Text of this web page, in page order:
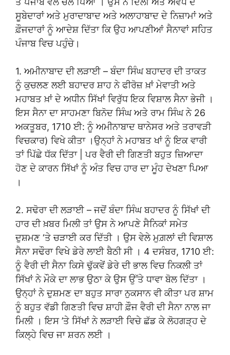
ਸੂਬੇਦਾਰਾਂ ਅਤੇ ਮੁਰਾਦਾਬਾਦ ਅਤੇ ਅਲਾਹਾਬਾਦ ਦੇ ਨਿਜ਼ਾਮਾਂ ਅਤੇ
ਫ਼ੌਜਦਾਰਾਂ ਨੂੰ ਆਦੇਸ਼ ਦਿੱਤਾ ਕਿ ਉਹ ਆਪਣੀਆਂ ਸੈਨਾਵਾਂ ਸਹਿਤ
ਪੰਜਾਬ ਵਿਚ ਪਹੁੰਚੇ।
1. ਅਮੀਨਾਬਾਦ ਦੀ ਲੜਾਈ – ਬੰਦਾ ਸਿੰਘ ਬਹਾਦਰ ਦੀ ਤਾਕਤ
ਨੂੰ ਕੁਚਲਣ ਲਈ ਬਹਾਦਰ ਸ਼ਾਹ ਨੇ ਫੀਰੋਜ਼ ਖ਼ਾਂ ਮੇਵਾਤੀ ਅਤੇ
ਮਹਾਬਤ ਖ਼ਾਂ ਦੇ ਅਧੀਨ ਸਿੱਖਾਂ ਵਿਰੁੱਧ ਇਕ ਵਿਸ਼ਾਲ ਸੈਨਾ ਭੇਜੀ ।
ਇਸ ਸੈਨਾ ਦਾ ਸਾਹਮਣਾ ਬਿਨੋਦ ਸਿੰਘ ਅਤੇ ਰਾਮ ਸਿੰਘ ਨੇ 26
ਅਕਤੂਬਰ, 1710 ਈ: ਨੂੰ ਅਮੀਨਾਬਾਦ ਥਾਨੇਸਰ ਅਤੇ ਤਰਾਵੜੀ
ਵਿਚਕਾਰ) ਵਿਖੇ ਕੀਤਾ ।ਉਨ੍ਹਾਂ ਨੇ ਮਹਾਬਤ ਖਾਂ ਨੂੰ ਇਕ ਵਾਰੀ
ਤਾਂ ਪਿੱਛੇ ਧੱਕ ਦਿੱਤਾ | ਪਰ ਵੈਰੀ ਦੀ ਗਿਣਤੀ ਬਹੁਤ ਜ਼ਿਆਦਾ
ਹੋਣ ਦੇ ਕਾਰਨ ਸਿੱਖਾਂ ਨੂੰ ਅੰਤ ਵਿਚ ਹਾਰ ਦਾ ਮੂੰਹ ਦੇਖਣਾ ਪਿਆ
।
2. ਸਢੋਰਾ ਦੀ ਲੜਾਈ – ਜਦੋਂ ਬੰਦਾ ਸਿੰਘ ਬਹਾਦਰ ਨੂੰ ਸਿੱਖਾਂ ਦੀ
ਹਾਰ ਦੀ ਖ਼ਬਰ ਮਿਲੀ ਤਾਂ ਉਸ ਨੇ ਆਪਣੇ ਸੈਨਿਕਾਂ ਸਮੇਤ
ਦੁਸ਼ਮਣ ‘ਤੇ ਚੜਾਈ ਕਰ ਦਿੱਤੀ । ਉਸ ਵੇਲੇ ਮੁਗ਼ਲਾਂ ਦੀ ਵਿਸ਼ਾਲ
ਸੈਨਾ ਸਢੌਰਾ ਵਿਖੇ ਡੇਰੇ ਲਾਈ ਬੈਠੀ ਸੀ । 4 ਦਸੰਬਰ, 1710 ਈ:
ਨੂੰ ਵੈਰੀ ਦੀ ਸੈਨਾ ਕਿਸੇ ਢੁੱਕਵੇਂ ਡੇਰੇ ਦੀ ਭਾਲ ਵਿਚ ਨਿਕਲੀ ਤਾਂ
ਸਿੱਖਾਂ ਨੇ ਮੌਕੇ ਦਾ ਲਾਭ ਉਠਾ ਕੇ ਉਸ ਉੱਤੇ ਧਾਵਾ ਬੋਲ ਦਿੱਤਾ ।
ਉਨ੍ਹਾਂ ਨੇ ਦੁਸ਼ਮਣ ਦਾ ਬਹੁਤ ਸਾਰਾ ਨੁਕਸਾਨ ਵੀ ਕੀਤਾ ਪਰ ਸ਼ਾਮ
ਨੂੰ ਬਹੁਤ ਵੱਡੀ ਗਿਣਤੀ ਵਿਚ ਸ਼ਾਹੀ ਫ਼ੌਜ ਵੈਰੀ ਦੀ ਸੈਨਾ ਨਾਲ ਜਾ
ਮਿਲੀ । ਇਸ ’ਤੇ ਸਿੱਖਾਂ ਨੇ ਲੜਾਈ ਵਿਚੇ ਛੱਡ ਕੇ ਲੋਹਗੜ੍ਹ ਦੇ
ਕਿਲ੍ਹੇ ਵਿਚ ਜਾ ਸ਼ਰਨ ਲਈ ।